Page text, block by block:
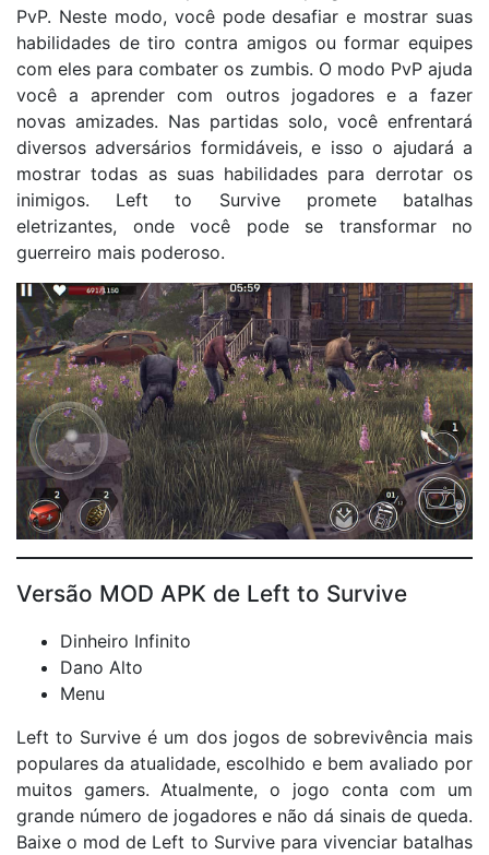
PvP. Neste modo, você pode desafiar e mostrar suas
habilidades de tiro contra amigos ou formar equipes
com eles para combater os zumbis. O modo PvP ajuda
você a aprender com outros jogadores e a fazer
novas amizades. Nas partidas solo, você enfrentará
diversos adversários formidáveis, e isso o ajudará a
mostrar todas as suas habilidades para derrotar os
inimigos. Left to Survive promete batalhas
eletrizantes, onde você pode se transformar no
guerreiro mais poderoso.
Versão MOD APK de Left to Survive
Dinheiro Infinito
Dano Alto
Menu
Left to Survive é um dos jogos de sobrevivência mais
populares da atualidade, escolhido e bem avaliado por
muitos gamers. Atualmente, o jogo conta com um
grande número de jogadores e não dá sinais de queda.
Baixe o mod de Left to Survive para vivenciar batalhas